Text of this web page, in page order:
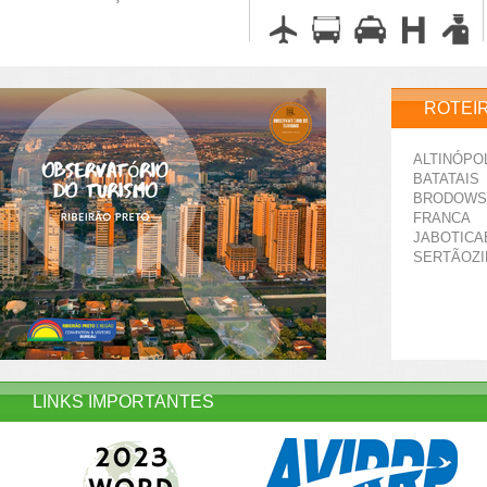
BATATAIS
FRANCA
LINKS IMPORTANTES